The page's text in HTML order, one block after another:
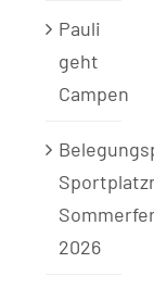
Pauli
geht
Campen
2026